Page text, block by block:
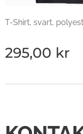
T-Shirt, svart,
295,00 kr